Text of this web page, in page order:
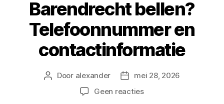
Barendrecht bellen?
Telefoonnummer en
contactinformatie
Berichtauteur
Door alexander Berichtdatum
mei 28, 2026
Geen reactiesop